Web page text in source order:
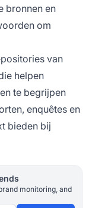
bronnen en
om
van
helpen
te begrijpen
enquêtes en
bieden bij
monitoring, and